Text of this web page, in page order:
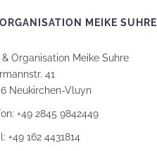
MEIKE SUHRE
& Organisation Meike Suhre
41
Neukirchen-Vluyn
+49 2845 9842449
+49 162 4431814